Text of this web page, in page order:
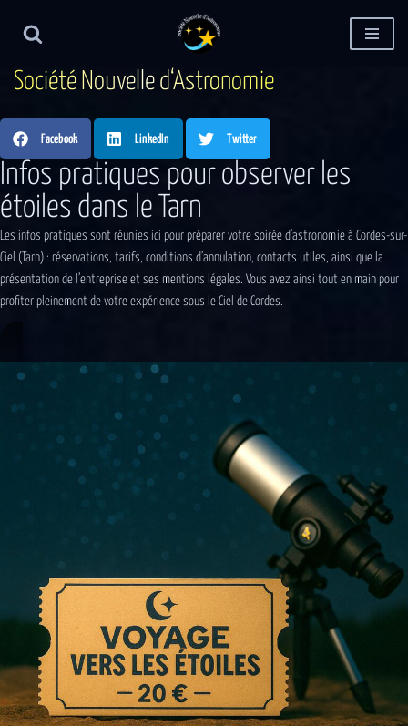
au
contenu
Société Nouve e d‘Astronomie
Facebook LinkedIn Twitter
Infos pratiques pour observer les
étoiles dans le Tarn
Les infos pratiques sont réunies ici pour préparer votre soirée d’astronomie à Cordes-sur-
Ciel (Tarn) : réservations, tarifs, conditions d’annulation, contacts utiles, ainsi que la
présentation de l’entreprise et ses mentions légales. Vous avez ainsi tout en main pour
profiter pleinement de votre expérience sous le Ciel de Cordes.